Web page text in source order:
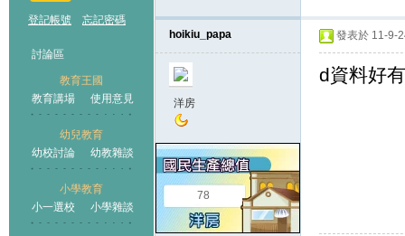
登記帳號 忘記密碼
討論區
教育王國
教育講場
使用意見
幼兒教育
幼校討論
幼教雜談
小學教育
小一選校
小學雜談
王國
hoikiu_papa
洋房
78
發表於 11-9-
d資料好